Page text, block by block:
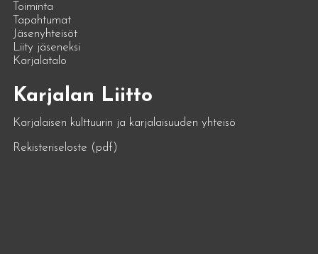
Toiminta
Tapahtumat
Jäsenyhteisöt
Liity jäseneksi
Karjalatalo
Karjalan Liitto
Karjalaisen kulttuurin ja karjalaisuuden yhteisö
Rekisteriseloste (pdf)